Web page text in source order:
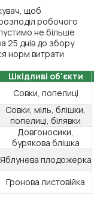
щоб
робочого
не більше
25 днів до збору
норм витрати
Шкідливі об'єкти
Совки, попелиці
Совки, міль, блішки,
попелиці, білявки
Довгоносики,
бурякова блішка
Яблунева плодожерка
Гронова листовійка